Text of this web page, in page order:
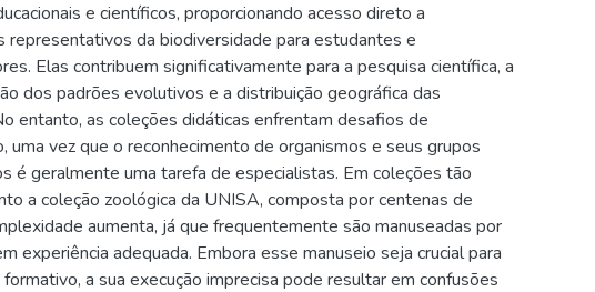
e científicos, proporcionando acesso direto a
representativos da biodiversidade para estudantes e
Elas contribuem significativamente para a pesquisa científica, a
dos padrões evolutivos e a distribuição geográfica das
entanto, as coleções didáticas enfrentam desafios de
uma vez que o reconhecimento de organismos e seus grupos
é geralmente uma tarefa de especialistas. Em coleções tão
a coleção zoológica da UNISA, composta por centenas de
aumenta, já que frequentemente são manuseadas por
experiência adequada. Embora esse manuseio seja crucial para
a sua execução imprecisa pode resultar em confusões